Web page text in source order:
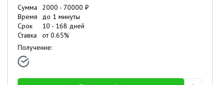
Сумма 2000 - 70000 ₽
Время
до 1 минуты
Срок
10 - 168 дней
Ставка
от0.65%
Получение: